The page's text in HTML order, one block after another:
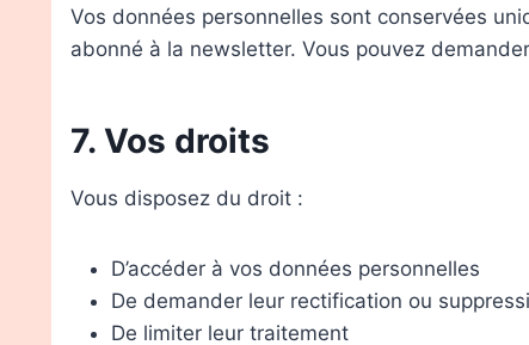
Vos données personnelles sont conservées
abonné à la newsletter. Vous pouvez
7. Vos droits
Vous disposez du droit :
D’accéder à vos données personnelles
De demander leur rectification ou
De limiter leur traitement